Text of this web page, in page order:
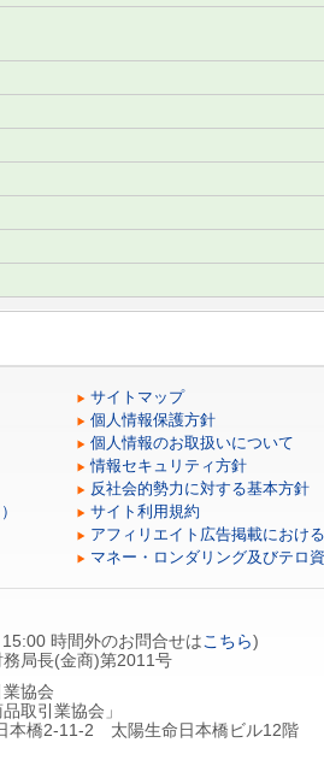
サイトマップ
個人情報保護方針
個人情報のお取扱いについて
情報セキュリティ方針
反社会的勢力に対する基本方針
サイト利用規約
アフィリエイト広告掲載におけ
マネー・ロンダリング及びテロ
時間外のお問合せは こちら)
務局長(金商)第2011号
協会
取引業協会」
本橋2-11-2 太陽生命日本橋ビル12階